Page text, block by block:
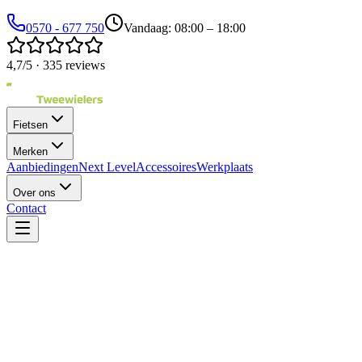
0570 - 677 750 Vandaag: 08:00 – 18:00
4,7/5 · 335 reviews
Fietsen
Merken
AanbiedingenNext LevelAccessoiresWerkplaats
Over ons
Contact